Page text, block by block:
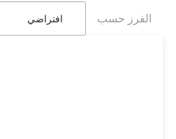
الفرز حسب